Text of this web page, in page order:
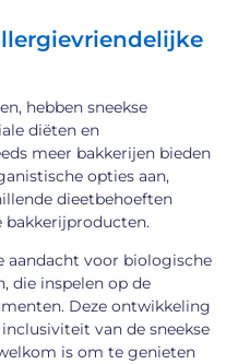
hebben sneekse
diëten en
meer bakkerijen bieden
opties aan,
dieetbehoeften
bakkerijproducten.
aandacht voor biologische
die inspelen op de
Deze ontwikkeling
van de sneekse
is om te genieten